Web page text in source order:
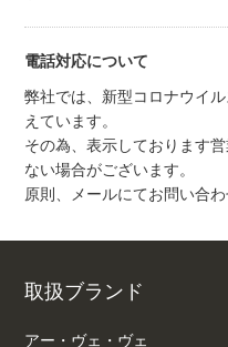
電話対応について
弊社では、新型コロナウイ
えています。
その為、表示しております
ない場合がございます。
原則、メールにてお問い合
取扱ブランド
アー・ヴェ・ヴェ